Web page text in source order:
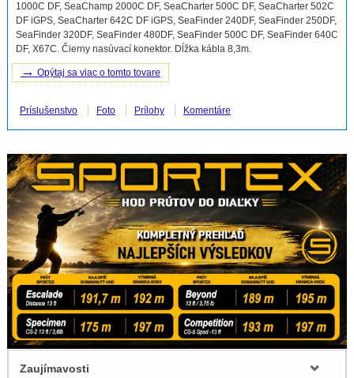
1000C DF, SeaChamp 2000C DF, SeaCharter 500C DF, SeaCharter 502C
DF iGPS, SeaCharter 642C DF iGPS, SeaFinder 240DF, SeaFinder 250DF,
SeaFinder 320DF, SeaFinder 480DF, SeaFinder 500C DF, SeaFinder 640C
DF, X67C. Čierny nasúvací konektor. Dĺžka kábla 8,3m.
→ Opýtaj sa viac o tomto tovare
Príslušenstvo Foto Prílohy Komentáre
Zaujímavosti